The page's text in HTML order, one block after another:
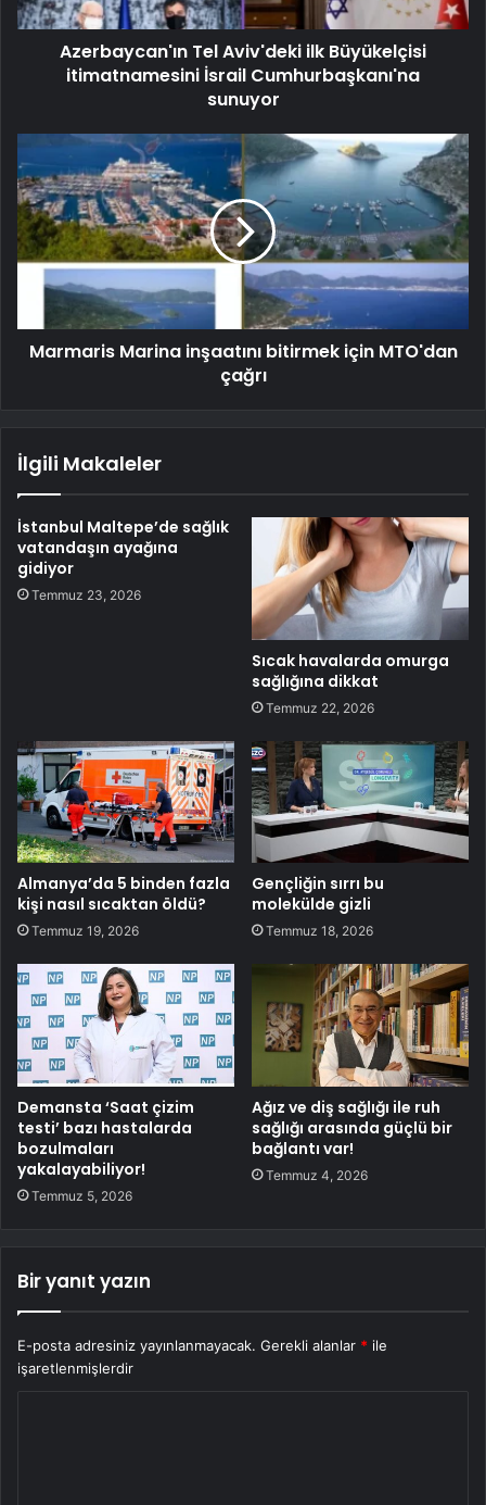
Azerbaycan'ın Tel Aviv'deki ilk Büyükelçisi
itimatnamesini İsrail Cumhurbaşkanı'na
sunuyor
Marmaris Marina inşaatını bitirmek için MTO'dan
çağrı
İlgili Makaleler
İstanbul Maltepe’de sağlık
vatandaşın ayağına
gidiyor
Temmuz 23, 2026
Sıcak havalarda omurga
sağlığına dikkat
Temmuz 22, 2026
Almanya’da 5 binden fazla
kişi nasıl sıcaktan öldü?
Temmuz 19, 2026
Gençliğin sırrı bu
molekülde gizli
Temmuz 18, 2026
Demansta ‘Saat çizim
testi’ bazı hastalarda
bozulmaları
yakalayabiliyor!
Temmuz 5, 2026
Ağız ve diş sağlığı ile ruh
sağlığı arasında güçlü bir
bağlantı var!
Temmuz 4, 2026
Bir yanıt yazın
E-posta adresiniz yayınlanmayacak. Gerekli alanlar * ile
işaretlenmişlerdir